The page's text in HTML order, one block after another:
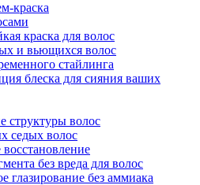
краска
краска для волос
и вьющихся волос
стайлинга
блеска для сияния ваших
структуры волос
седых волос
без вреда для волос
глазирование без аммиака